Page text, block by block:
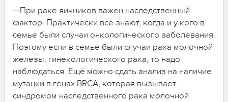
—При раке яичников важен наследственный
фактор. Практически все знают, когда и у кого в
семье были случаи онкологического заболевания.
Поэтому если в семье были случаи рака молочной
железы, гинекологического рака, то надо
наблюдаться. Ещё можно сдать анализ на наличие
мутации в генах BRCA, которая вызывает
синдромом наследственного рака молочной